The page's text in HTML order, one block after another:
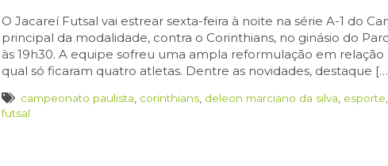
O Jacareí Futsal vai estrear sexta-feira à noite na série A-1 do
principal da modalidade, contra o Corinthians, no ginásio do
às 19h30. A equipe sofreu uma ampla reformulação em
qual só ficaram quatro atletas. Dentre as novidades, destaque
campeonato paulista corinthians, deleon marciano da silva esporte
futsal